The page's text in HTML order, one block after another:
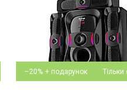
–20% Тільки